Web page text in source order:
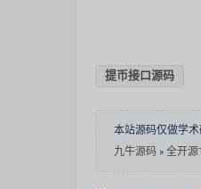
提币接口源码
本站源码仅做学
九牛源码 » 全开源